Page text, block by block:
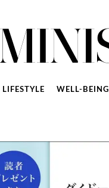
LIFESTYLE WELL-BEING